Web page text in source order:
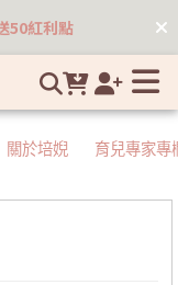
50紅利點
關於培婗 育兒專家專